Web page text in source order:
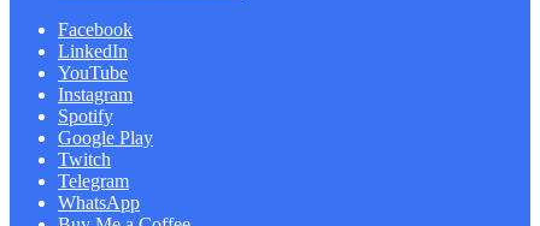
Facebook
LinkedIn
YouTube
Instagram
Spotify
Google Play
Twitch
Telegram
WhatsApp